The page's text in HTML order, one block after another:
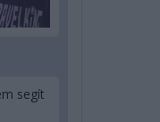
segít